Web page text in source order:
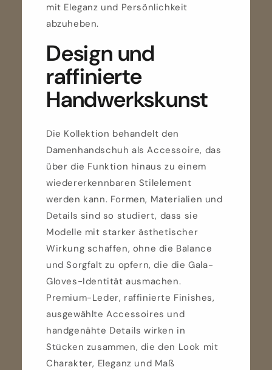
mit Eleganz und Persönlichkeit
abzuheben.
Design und
raffinierte
Handwerkskunst
Die Kollektion behandelt den
Damenhandschuh als Accessoire, das
über die Funktion hinaus zu einem
wiedererkennbaren Stilelement
werden kann. Formen, Materialien und
Details sind so studiert, dass sie
Modelle mit starker ästhetischer
Wirkung schaffen, ohne die Balance
und Sorgfalt zu opfern, die die Gala-
Gloves-Identität ausmachen.
Premium-Leder, raffinierte Finishes,
ausgewählte Accessoires und
handgenähte Details wirken in
Stücken zusammen, die den Look mit
Charakter, Eleganz und Maß